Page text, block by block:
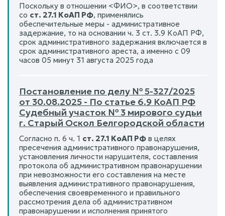
Поскольку в отношении <ФИО>, в соответствии
со ст. 27.1 КоАП РФ, применялись
обеспечительные меры - административное
задержание, то на основании ч. 3 ст. 3.9 КоАП РФ,
срок административного задержания включается в
срок административного ареста, а именно с 09
часов 05 минут 31 августа 2025 года
Постановление по делу № 5-327/2025
от 30.08.2025 - По статье 6.9 КоАП РФ
Судебный участок № 3 мирового судьи
г. Старый Оскол Белгородской области
Согласно п. 6 ч. 1 ст. 27.1 КоАП РФ в целях
пресечения административного правонарушения,
установления личности нарушителя, составления
протокола об административном правонарушении
при невозможности его составления на месте
выявления административного правонарушения,
обеспечения своевременного и правильного
рассмотрения дела об административном
правонарушении и исполнения принятого